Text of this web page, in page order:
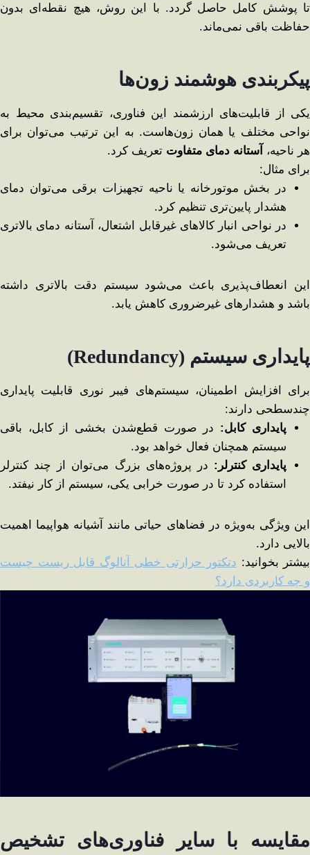
تا پوشش کامل حاصل گردد. با این روش، هیچ نقطه‌ای بدون
حفاظت باقی نمی‌ماند.
پیکربندی هوشمند زون‌ها
یکی از قابلیت‌های ارزشمند این فناوری، تقسیم‌بندی محیط به
نواحی مختلف یا همان زون‌هاست. به این ترتیب می‌توان برای
هر ناحیه، آستانه دمای متفاوت تعریف کرد.
برای مثال:
در بخش موتورخانه یا ناحیه تجهیزات برقی می‌توان دمای
هشدار پایین‌تری تنظیم کرد.
در نواحی انبار کالاهای غیرقابل اشتعال، آستانه دمای بالاتری
تعریف می‌شود.
این انعطاف‌پذیری باعث می‌شود سیستم دقت بالاتری داشته
باشد و هشدارهای غیرضروری کاهش یابد.
پایداری سیستم (Redundancy)
برای افزایش اطمینان، سیستم‌های فیبر نوری قابلیت پایداری
چندسطحی دارند:
پایداری کابل: در صورت قطع‌شدن بخشی از کابل، باقی
سیستم همچنان فعال خواهد بود.
پایداری کنترلر : در پروژه‌های بزرگ می‌توان از چند کنترلر
استفاده کرد تا در صورت خرابی یکی، سیستم از کار نیفتد.
این ویژگی به‌ویژه در فضاهای حیاتی مانند آشیانه هواپیما اهمیت
بالایی دارد.
بیشتر بخوانید: دتکتور حرارتی خطی آنالوگ قابل ریست چیست
و چه کاربردی دارد؟
مقایسه با سایر فناوری‌های تشخیص